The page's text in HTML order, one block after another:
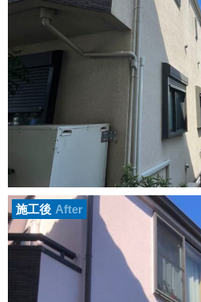
施工後 After